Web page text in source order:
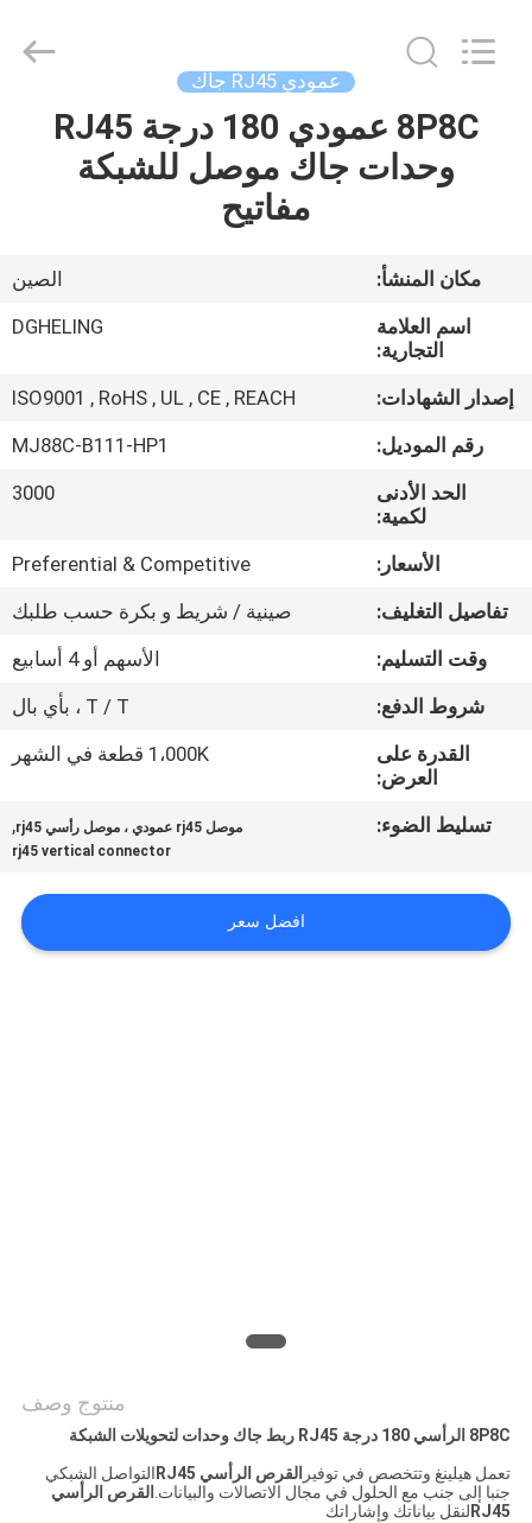
الصفحة
الرئيسية
معلومات
جولة
مراقبة
الجودة
اتصل
اطلب
خريطة
Developed
عمودي RJ45 جاك
8P8C عمودي 180 درجة RJ45
وحدات جاك موصل للشبكة
مفاتيح
مكان المنشأ:
الصين
اسم العلامة
التجارية:
DGHELING
إصدار الشهادات:
ISO9001 , RoHS , UL , CE , REACH
رقم الموديل:
MJ88C-B111-HP1
الحد الأدنى
لكمية:
3000
الأسعار:
Preferential & Competitive
تفاصيل التغليف:
صينية / شريط و بكرة حسب طلبك
وقت التسليم:
الأسهم أو 4 أسابيع
شروط الدفع:
T / T ، بأي بال
القدرة على
العرض:
1،000K قطعة في الشهر
تسليط الضوء: موصل rj45 عمودي ، موصل رأسي rj45 ,
rj45 vertical connector
افضل سعر
منتوج وصف
8P8C الرأسي 180 درجة RJ45 ربط جاك وحدات لتحويلات الشبكة
تعمل هيلينغ وتتخصص في توفير القرص الرأسي RJ45
التواصل الشبكي
جنبا إلى جنب مع الحلول في مجال الاتصالات والبيانات. القرص الرأسي
RJ45 لنقل بياناتك وإشاراتك